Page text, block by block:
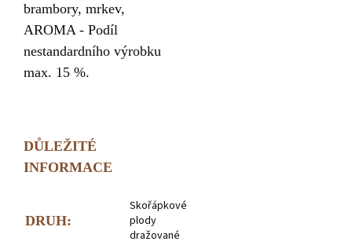
brambory, mrkev,
AROMA - Podíl
nestandardního výrobku
max. 15 %.
DŮLEŽITÉ
INFORMACE
DRUH:
Skořápkové
plody
dražované